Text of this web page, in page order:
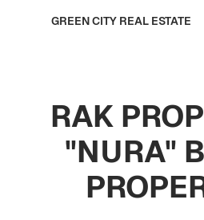
GREEN CITY REAL ESTATE
RAK
"NURA"